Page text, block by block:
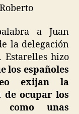
a Juan
la delegación
Estarelles hizo
los españoles
exijan la
ocupar los
unas